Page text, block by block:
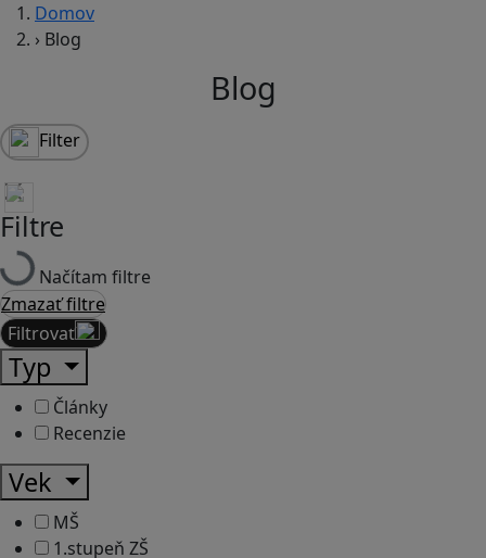
Domov
› Blog
Blog
Filter
Filtre
Načítam filtre
Zmazať filtre
Filtrovať
Typ
Články
Recenzie
Vek
MŠ
1.stupeň ZŠ